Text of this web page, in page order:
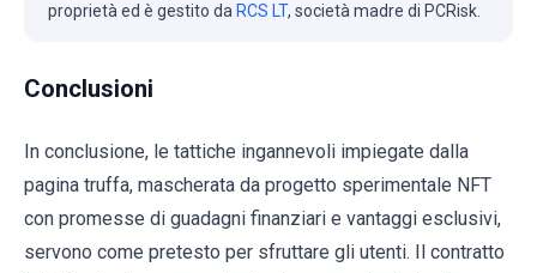
proprietà ed è gestito da RCS LT, società madre di PCRisk.
Conclusioni
In conclusione, le tattiche ingannevoli impiegate dalla
pagina truffa, mascherata da progetto sperimentale NFT
con promesse di guadagni finanziari e vantaggi esclusivi,
servono come pretesto per sfruttare gli utenti. Il contratto